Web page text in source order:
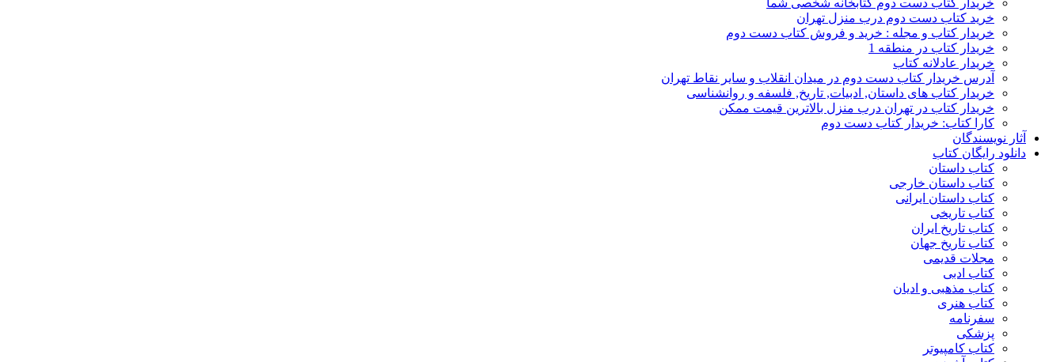
خریدار کتاب دست دوم کتابخانه شخصی شما
خرید کتاب دست دوم درب منزل تهران
خریدار کتاب و مجله : خرید و فروش کتاب دست دوم
خریدار کتاب در منطقه 1
خریدار عادلانه کتاب
آدرس خریدار کتاب دست دوم در میدان انقلاب و سایر نقاط تهران
خریدار کتاب های داستان, ادبیات, تاریخ, فلسفه و روانشناسی
خریدار کتاب در تهران درب منزل بالاترین قیمت ممکن
کارا کتاب: خریدار کتاب دست دوم
آثار نویسندگان
دانلود رایگان کتاب
کتاب داستان
کتاب داستان خارجی
کتاب داستان ایرانی
کتاب تاریخی
کتاب تاریخ ایران
کتاب تاریخ جهان
مجلات قدیمی
کتاب ادبی
کتاب مذهبی و ادیان
کتاب هنری
سفرنامه
پزشکی
کتاب کامپیوتر